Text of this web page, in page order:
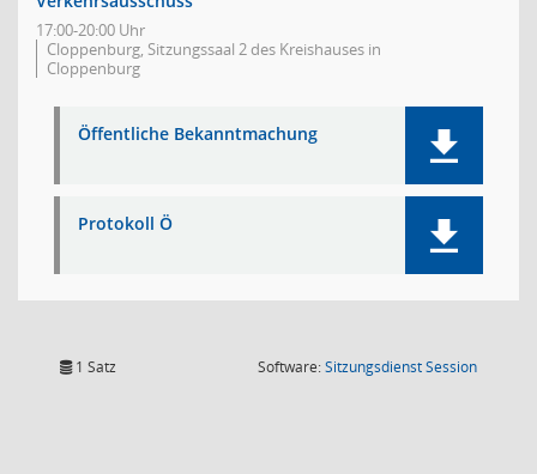
17:00-20:00 Uhr
Cloppenburg, Sitzungssaal 2 des Kreishauses in
Cloppenburg
Öffentliche Bekanntmachung
Protokoll Ö
1 Satz Software:SitzungsdienstSession(Wird in